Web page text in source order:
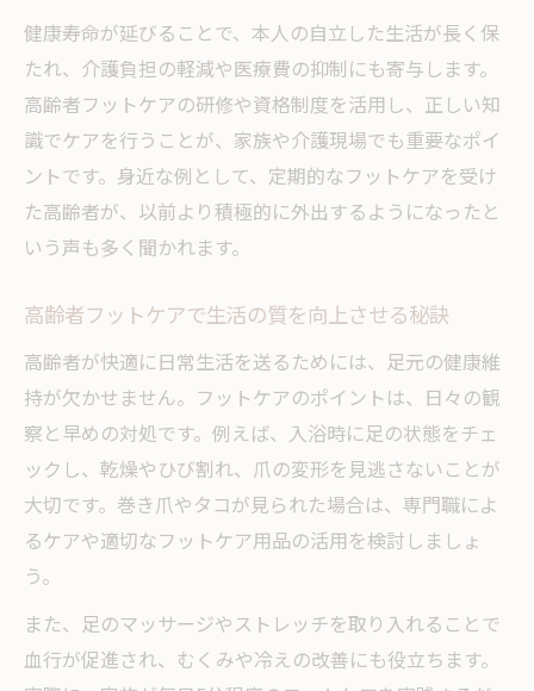
健康寿命が延びることで、本人の自立した生活が長く保
たれ、介護負担の軽減や医療費の抑制にも寄与します。
高齢者フットケアの研修や資格制度を活用し、正しい知
識でケアを行うことが、家族や介護現場でも重要なポイ
ントです。身近な例として、定期的なフットケアを受け
た高齢者が、以前より積極的に外出するようになったと
いう声も多く聞かれます。
高齢者フットケアで生活の質を向上させる秘訣
高齢者が快適に日常生活を送るためには、足元の健康維
持が欠かせません。フットケアのポイントは、日々の観
察と早めの対処です。例えば、入浴時に足の状態をチェ
ックし、乾燥やひび割れ、爪の変形を見逃さないことが
大切です。巻き爪やタコが見られた場合は、専門職によ
るケアや適切なフットケア用品の活用を検討しましょ
う。
また、足のマッサージやストレッチを取り入れることで
血行が促進され、むくみや冷えの改善にも役立ちます。